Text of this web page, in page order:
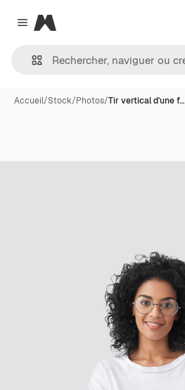
Close menu
Magnific
Accueil/Stock/Photos/Tir vertical d'une f…